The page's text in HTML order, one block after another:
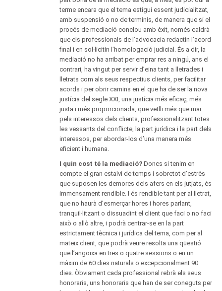
terme encara que el tema estigui essent judicialitzat,
amb suspensió o no de terminis, de manera que si el
procés de mediació conclou amb èxit, només caldrà
que els professionals de l’advocacia redactin l’acord
final i en sol·licitin l’homologació judicial. És a dir, la
mediació no ha arribat per emprar res a ningú, ans el
contrari, ha vingut per servir d’eina tant a lletrades i
lletrats com als seus respectius clients, per facilitar
acords i per obrir camins en el que ha de ser la nova
justícia del segle XXI, una justícia més eficaç, més
justa i més proporcionada, que vetlli més que mai
pels interessos dels clients, professionalitzant totes
les vessants del conflicte, la part jurídica i la part dels
interessos, per abordar-los d’una manera més
eficient i humana.
I quin cost té la mediació? Doncs si tenim en
compte el gran estalvi de temps i sobretot d’estrès
que suposen les demores dels afers en els jutjats, és
immensament rendible. I és rendible tant per al lletrat,
que no haurà d’esmerçar hores i hores parlant,
tranquil·litzant o dissuadint el client que faci o no faci
això o allò altre, i podrà centrar-se en la part
estrictament tècnica i jurídica del tema, com per al
mateix client, que podrà veure resolta una qüestió
que l’angoixa en tres o quatre sessions o en un
màxim de 60 dies naturals o excepcionalment 90
dies. Òbviament cada professional rebrà els seus
honoraris, uns honoraris que han de ser coneguts per